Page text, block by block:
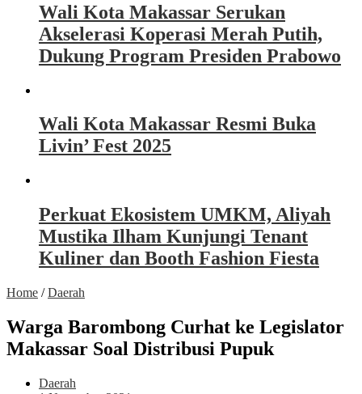
Wali Kota Makassar Serukan
Akselerasi Koperasi Merah Putih,
Dukung Program Presiden Prabowo
Wali Kota Makassar Resmi Buka
Livin’ Fest 2025
Perkuat Ekosistem UMKM, Aliyah
Mustika Ilham Kunjungi Tenant
Kuliner dan Booth Fashion Fiesta
Home /Daerah
Warga Barombong Curhat ke Legislator
Makassar Soal Distribusi Pupuk
Daerah